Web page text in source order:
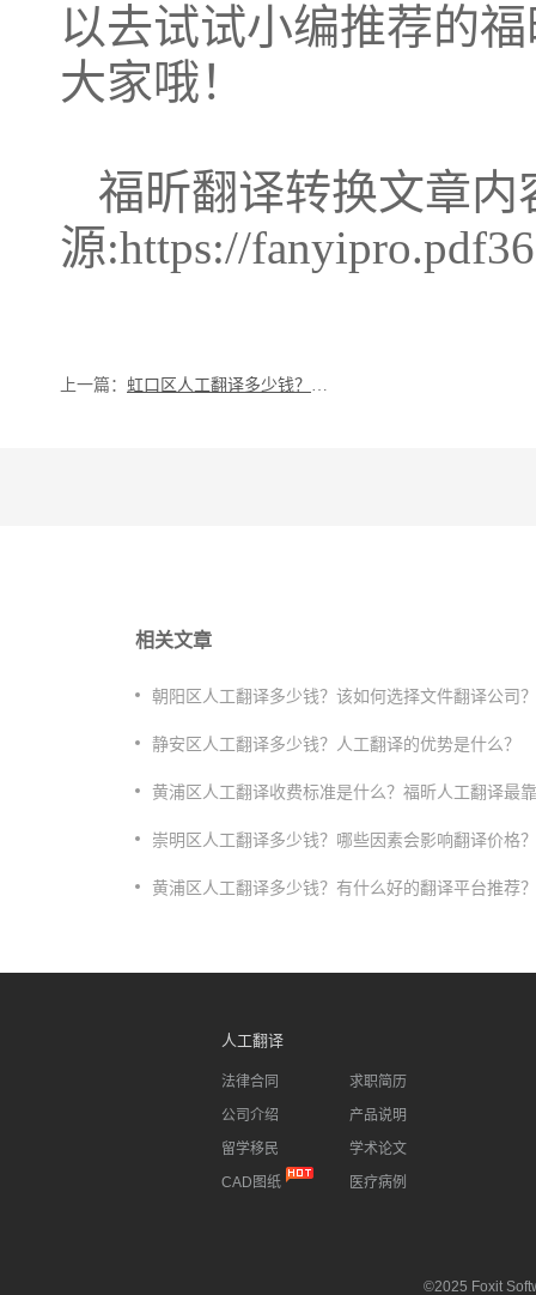
以去试试小编推荐的
大家哦！
福昕翻译转换文章内
源:https://
上一篇： 虹口区人工翻译多少钱？为什么要选择人工翻译？
相关文章
朝阳区人工翻译多少钱？该如何选择文件翻译公司？
静安区人工翻译多少钱？人工翻译的优势是什么？
黄浦区人工翻译收费标准是什么？福昕人工翻译最
崇明区人工翻译多少钱？哪些因素会影响翻译价格？
​黄浦区人工翻译多少钱？有什么好的翻译平台推荐？
人工翻译
法律合同
公司介绍
留学移民
CAD图纸
求职简历
产品说明
学术论文
医疗病例
©2025 Foxit